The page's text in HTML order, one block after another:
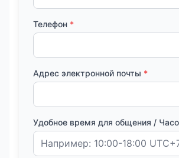
Телефон *
Адрес электронной почты *
Удобное время для общения /